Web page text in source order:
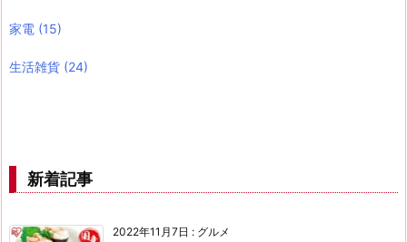
家電 (15)
生活雑貨 (24)
新着記事
2022年11月7日 : グルメ